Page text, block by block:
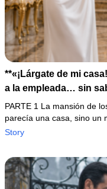
**«¡Lárgate de mi
a la empleada… sin
secreto que todos
PARTE 1 La mansión de
parecía una casa, sino un
Story